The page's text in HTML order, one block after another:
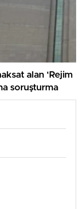
alan ‘Rejim
soruşturma